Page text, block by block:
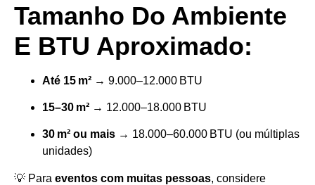
Tamanho Do Ambiente
E BTU Aproximado:
Até 15 m² → 9.000–12.000 BTU
15–30 m² → 12.000–18.000 BTU
30 m² ou mais → 18.000–60.000 BTU (ou múltiplas
unidades)
💡 Para eventos com muitas pessoas, considere